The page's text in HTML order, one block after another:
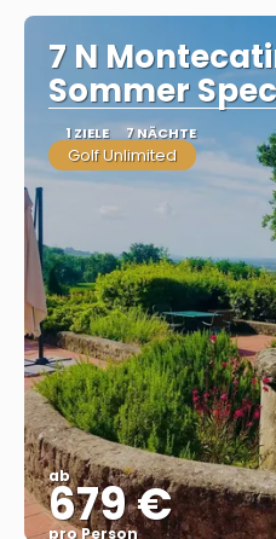
7 N
Sommer
1 ZIELE 7 NÄCHTE
Golf Unlimited
ab
679 €
pro Person